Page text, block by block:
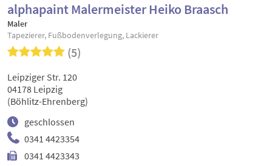
alphapaint Malermeister Heiko Braasch
Maler
Tapezierer, Fußbodenverlegung, Lackierer
(5)
0341 4423354
0341 4423343
geschlossen
Leipziger Str. 120
04178 Leipzig
(Böhlitz-Ehrenberg)